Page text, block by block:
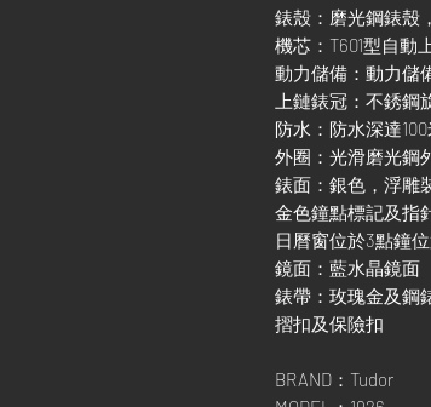
錶殼：磨光鋼錶殼
機芯：T601型自動
動力儲備：動力儲
上鏈錶冠：不銹
防水：防水深達100
外圈：光滑磨光鋼
錶面：銀色，浮雕
金色鐘點標記及指
日曆窗位於3點鐘
鏡面：藍水晶鏡面
錶帶：玫瑰金及鋼
摺扣及保險扣
BRAND：Tudor